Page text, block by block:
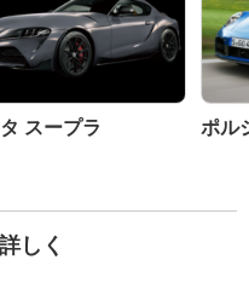
タ スープラ ポル
しく